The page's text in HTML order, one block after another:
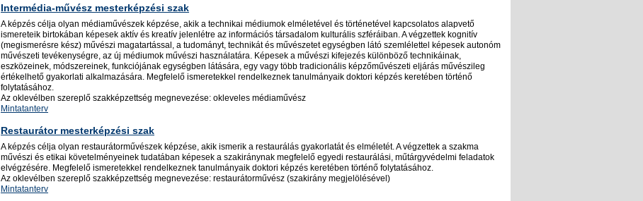
Intermédia-művész mesterképzési szak
A képzés célja olyan médiaművészek képzése, akik a technikai médiumok elméletével és történetével kapcsolatos alapvető
ismereteik birtokában képesek aktív és kreatív jelenlétre az információs társadalom kulturális szféráiban. A végzettek kognitív
(megismerésre kész) művészi magatartással, a tudományt, technikát és művészetet egységben látó szemlélettel képesek autonóm
művészeti tevékenységre, az új médiumok művészi használatára. Képesek a művészi kifejezés különböző technikáinak,
eszközeinek, módszereinek, funkciójának egységben látására, egy vagy több tradicionális képzőművészeti eljárás művészileg
értékelhető gyakorlati alkalmazására. Megfelelő ismeretekkel rendelkeznek tanulmányaik doktori képzés keretében történő
folytatásához.
Az oklevélben szereplő szakképzettség megnevezése: okleveles médiaművész
Mintatanterv
Restaurátor mesterképzési szak
A képzés célja olyan restaurátorművészek képzése, akik ismerik a restaurálás gyakorlatát és elméletét. A végzettek a szakma
művészi és etikai követelményeinek tudatában képesek a szakiránynak megfelelő egyedi restaurálási, műtárgyvédelmi feladatok
elvégzésére. Megfelelő ismeretekkel rendelkeznek tanulmányaik doktori képzés keretében történő folytatásához.
Az oklevélben szereplő szakképzettség megnevezése: restaurátorművész (szakirány megjelölésével)
Mintatanterv